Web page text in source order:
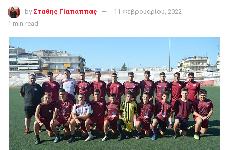
by Σταθης Γίαπαππας
11 Φεβρουαρίου, 2022
1 min read